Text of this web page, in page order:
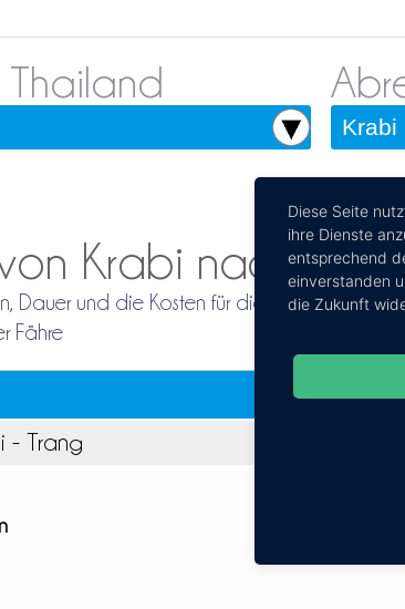
Thailand
Krabi nach
Dauer und die Kosten für die Reiseroute
Fähre
- Trang
Diese Seite
ihre Dienste
entsprechend
einverstanden
die Zukunft